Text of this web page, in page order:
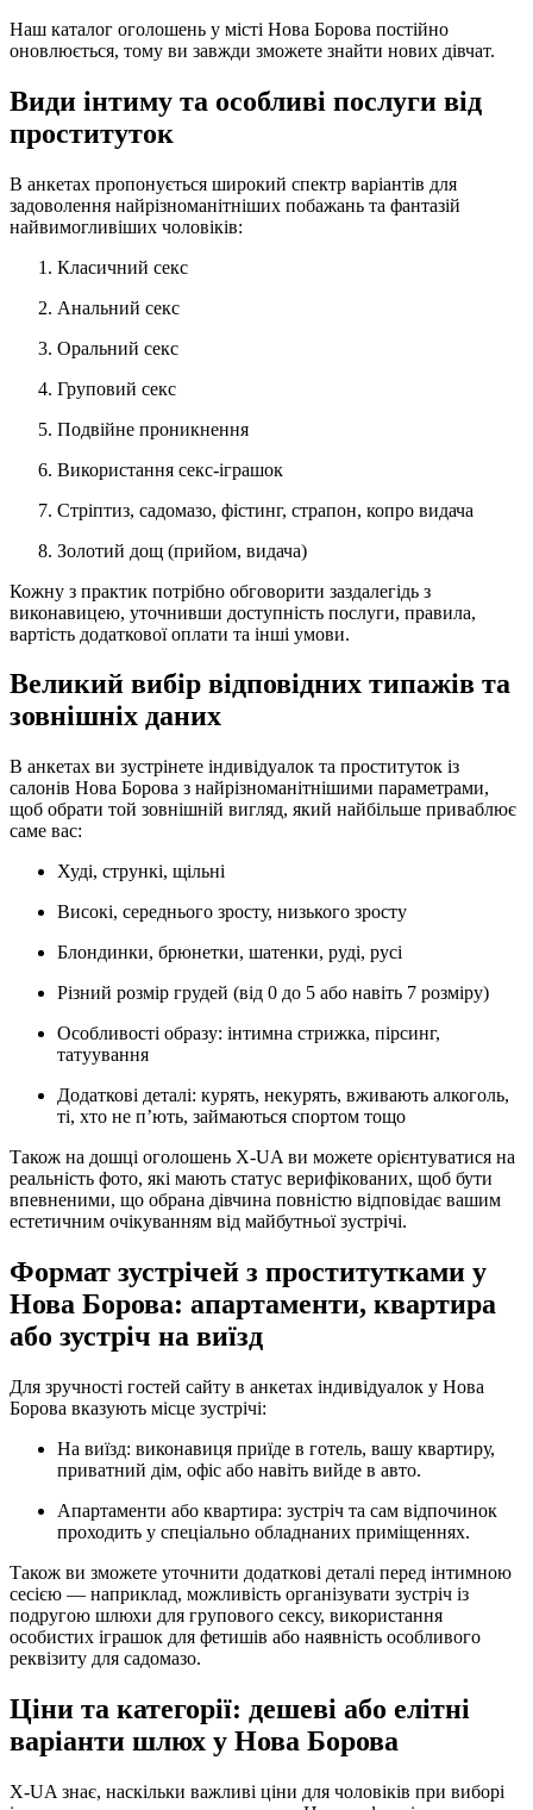
Наш каталог оголошень у місті Нова Борова постійно
оновлюється, тому ви завжди зможете знайти нових дівчат.
Види інтиму та особливі послуги від
проституток
В анкетах пропонується широкий спектр варіантів для
задоволення найрізноманітніших побажань та фантазій
найвимогливіших чоловіків:
Класичний секс
Анальний секс
Оральний секс
Груповий секс
Подвійне проникнення
Використання секс-іграшок
Стріптиз, садомазо, фістинг, страпон, копро видача
Золотий дощ (прийом, видача)
Кожну з практик потрібно обговорити заздалегідь з
виконавицею, уточнивши доступність послуги, правила,
вартість додаткової оплати та інші умови.
Великий вибір відповідних типажів та
зовнішніх даних
В анкетах ви зустрінете індивідуалок та проституток із
салонів Нова Борова з найрізноманітнішими параметрами,
щоб обрати той зовнішній вигляд, який найбільше приваблює
саме вас:
Худі, стрункі, щільні
Високі, середнього зросту, низького зросту
Блондинки, брюнетки, шатенки, руді, русі
Різний розмір грудей (від 0 до 5 або навіть 7 розміру)
Особливості образу: інтимна стрижка, пірсинг,
татуування
Додаткові деталі: курять, некурять, вживають алкоголь,
ті, хто не п’ють, займаються спортом тощо
Також на дошці оголошень X-UA ви можете орієнтуватися на
реальність фото, які мають статус верифікованих, щоб бути
впевненими, що обрана дівчина повністю відповідає вашим
естетичним очікуванням від майбутньої зустрічі.
Формат зустрічей з проститутками у
Нова Борова: апартаменти, квартира
або зустріч на виїзд
Для зручності гостей сайту в анкетах індивідуалок у Нова
Борова вказують місце зустрічі:
На виїзд: виконавиця приїде в готель, вашу квартиру,
приватний дім, офіс або навіть вийде в авто.
Апартаменти або квартира: зустріч та сам відпочинок
проходить у спеціально обладнаних приміщеннях.
Також ви зможете уточнити додаткові деталі перед інтимною
сесією — наприклад, можливість організувати зустріч із
подругою шлюхи для групового сексу, використання
особистих іграшок для фетишів або наявність особливого
реквізиту для садомазо.
Ціни та категорії: дешеві або елітні
варіанти шлюх у Нова Борова
X-UA знає, наскільки важливі ціни для чоловіків при виборі